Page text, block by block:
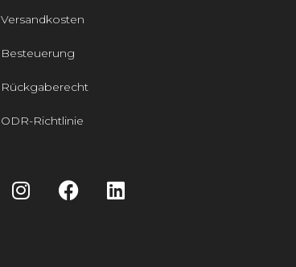
Versandkosten
Besteuerung
Rückgaberecht
ODR-Richtlinie